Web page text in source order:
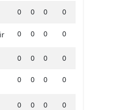
0 0 0 0
0 0 0 0
0 0 0 0
0 0 0 0
0 0 0 0